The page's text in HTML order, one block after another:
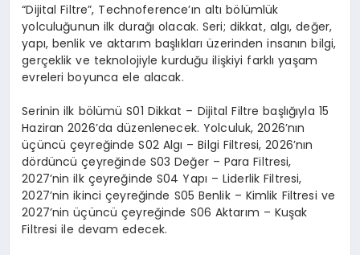
“Dijital Filtre”, Technoference’ın altı bölümlük
yolculuğunun ilk durağı olacak. Seri; dikkat, algı, değer,
yapı, benlik ve aktarım başlıkları üzerinden insanın bilgi,
gerçeklik ve teknolojiyle kurduğu ilişkiyi farklı yaşam
evreleri boyunca ele alacak.
Serinin ilk bölümü S01 Dikkat – Dijital Filtre başlığıyla 15
Haziran 2026’da düzenlenecek. Yolculuk, 2026’nın
üçüncü çeyreğinde S02 Algı – Bilgi Filtresi, 2026’nın
dördüncü çeyreğinde S03 Değer – Para Filtresi,
2027’nin ilk çeyreğinde S04 Yapı – Liderlik Filtresi,
2027’nin ikinci çeyreğinde S05 Benlik – Kimlik Filtresi ve
2027’nin üçüncü çeyreğinde S06 Aktarım – Kuşak
Filtresi ile devam edecek.